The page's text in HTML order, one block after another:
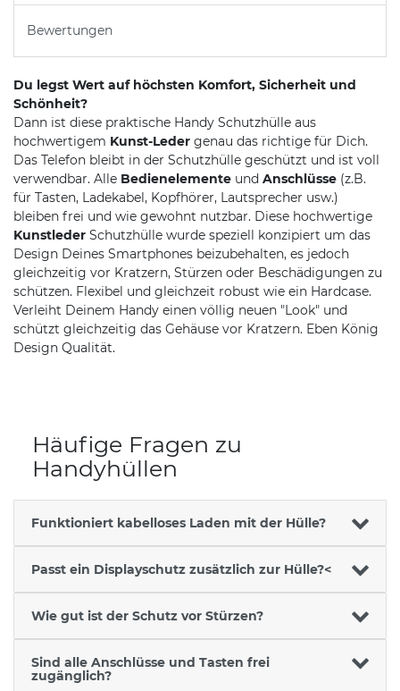
Bewertungen
Du legst Wert auf höchsten Komfort, Sicherheit und
Schönheit?
Dann ist diese praktische Handy Schutzhülle aus
hochwertigem Kunst-Leder genau das richtige für Dich.
Das Telefon bleibt in der Schutzhülle geschützt und ist voll
verwendbar. Alle Bedienelemente und Anschlüsse (z.B.
für Tasten, Ladekabel, Kopfhörer, Lautsprecher usw.)
bleiben frei und wie gewohnt nutzbar. Diese hochwertige
Kunstleder Schutzhülle wurde speziell konzipiert um das
Design Deines Smartphones beizubehalten, es jedoch
gleichzeitig vor Kratzern, Stürzen oder Beschädigungen zu
schützen. Flexibel und gleichzeit robust wie ein Hardcase.
Verleiht Deinem Handy einen völlig neuen "Look" und
schützt gleichzeitig das Gehäuse vor Kratzern. Eben König
Design Qualität.
Häufige Fragen zu
Handyhüllen
Funktioniert kabelloses Laden mit der Hülle?
Passt ein Displayschutz zusätzlich zur Hülle?<
Wie gut ist der Schutz vor Stürzen?
Sind alle Anschlüsse und Tasten frei
zugänglich?